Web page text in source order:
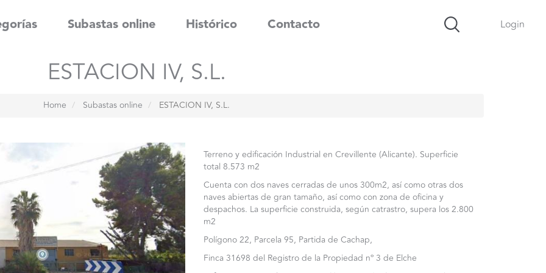
Subastas online Histórico Contacto Login
ESTACION IV, S.L.
Home Subastas online ESTACION IV, S.L.
Terreno y edificación Industrial en Crevillente (Alicante). Superficie
total 8.573 m2
Cuenta con dos naves cerradas de unos 300m2, así como otras dos
naves abiertas de gran tamaño, así como con zona de oficina y
despachos. La superficie construida, según catrastro, supera los 2.800
m2
Polígono 22, Parcela 95, Partida de Cachap,
Finca 31698 del Registro de la Propiedad nº 3 de Elche